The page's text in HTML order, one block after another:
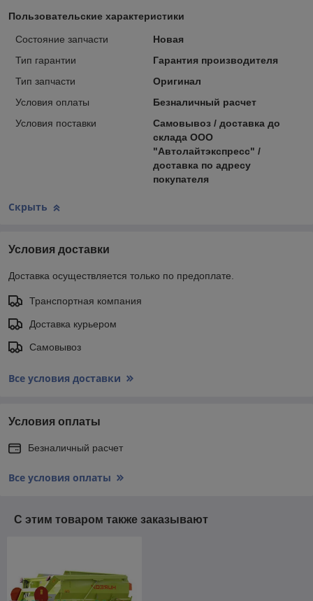
Пользовательские характеристики
Состояние запчасти
Новая
Тип гарантии
Гарантия производителя
Тип запчасти
Оригинал
Условия оплаты
Безналичный расчет
Условия поставки
Самовывоз / доставка до
склада ООО
"Автолайтэкспресс" /
доставка по адресу
покупателя
Скрыть
Условия доставки
Доставка осуществляется только по предоплате.
Транспортная компания
Доставка курьером
Самовывоз
Все условия доставки
Условия оплаты
Безналичный расчет
Все условия оплаты
С этим товаром также заказывают